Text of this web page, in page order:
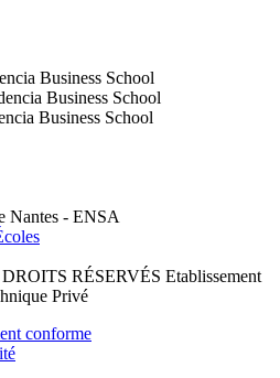
RÉSERVÉS Etablissement
Privé
conforme